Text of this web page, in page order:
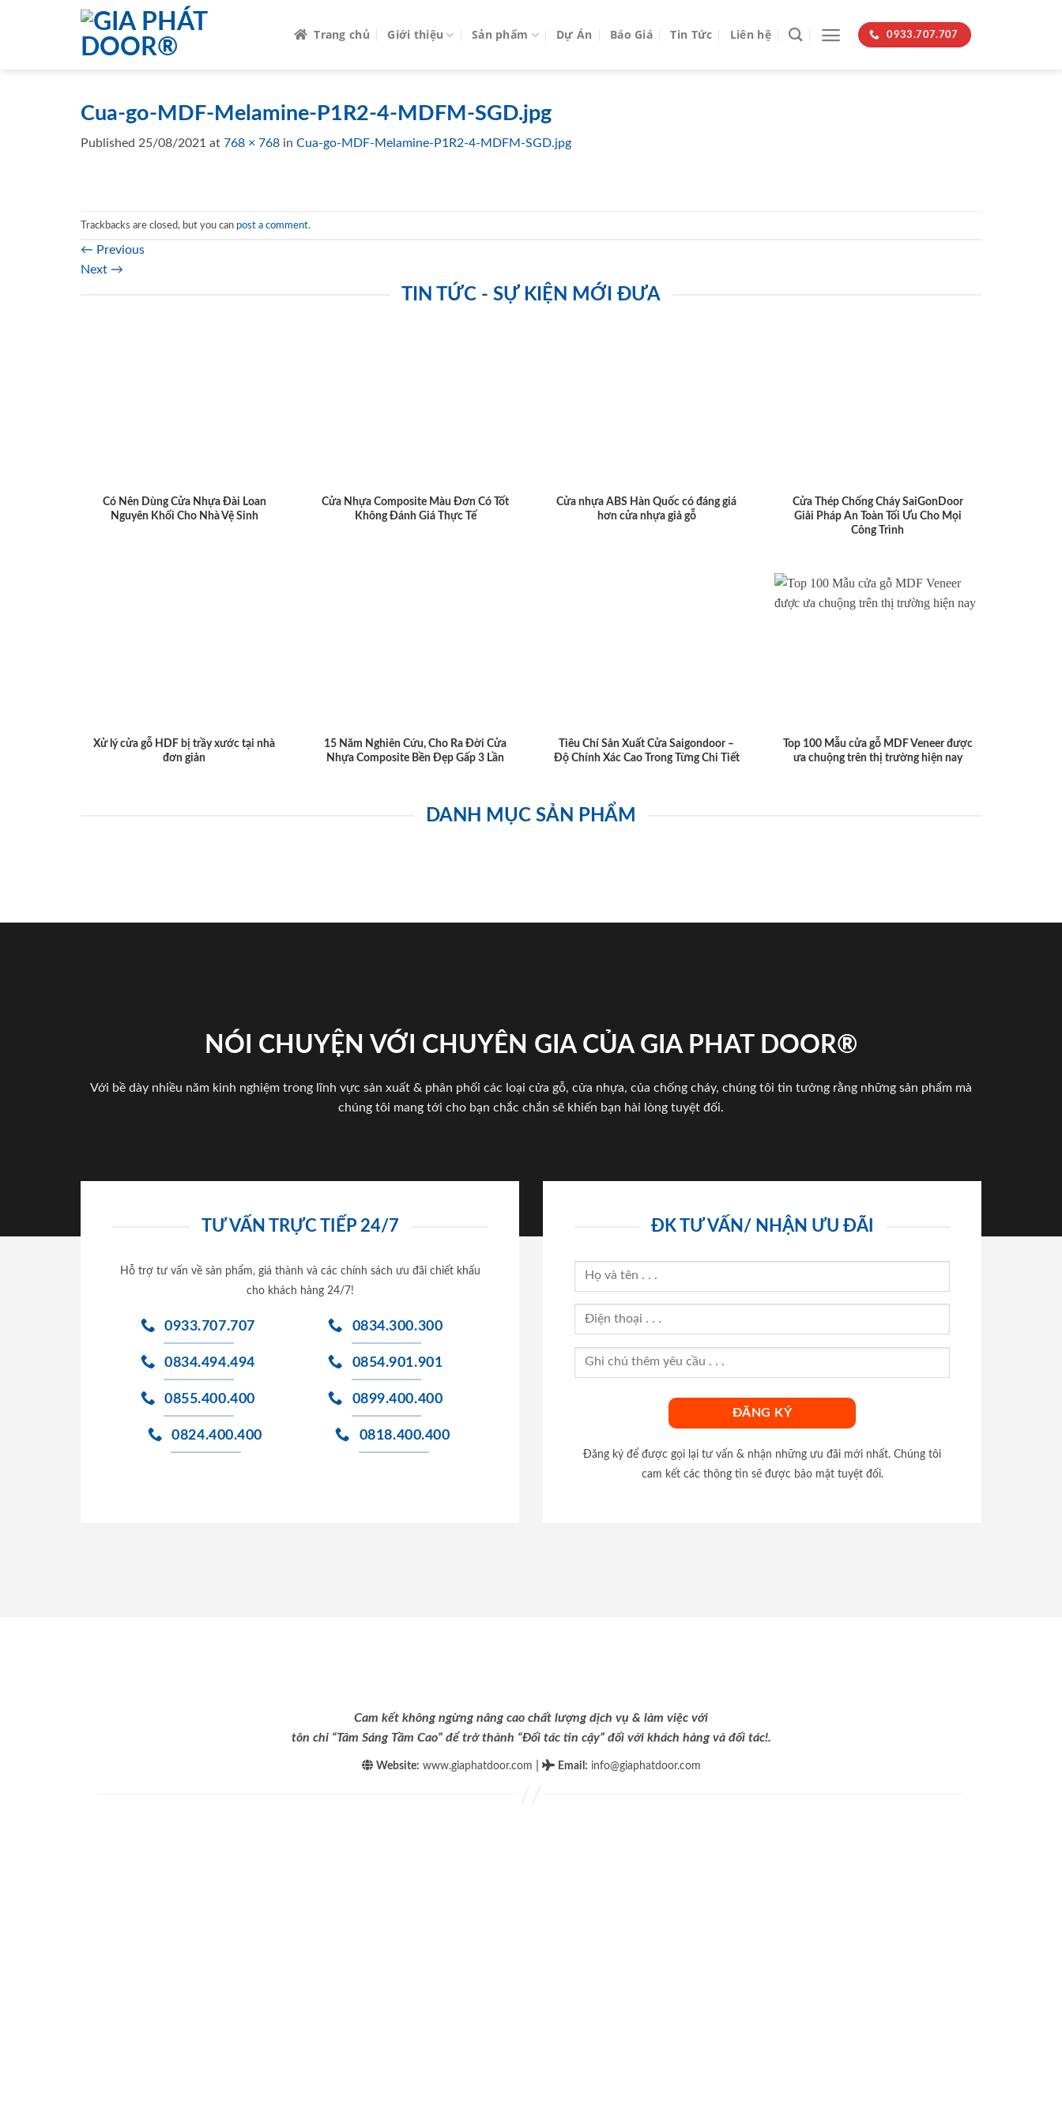
Trang chủ Giới thiệu Sản phẩm Dự Án Báo Giá Tin Tức Liên hệ 0933.707.707
Cua-go-MDF-Melamine-P1R2-4-MDFM-SGD.jpg
Published 25/08/2021 at 768 × 768 in Cua-go-MDF-Melamine-P1R2-4-MDFM-SGD.jpg
Trackbacks are closed, but you can post a comment.
← Previous
Next →
TIN TỨC - SỰ KIỆN MỚI ĐƯA
Có Nên Dùng Cửa Nhựa Đài Loan
Nguyên Khối Cho Nhà Vệ Sinh
Cửa Nhựa Composite Màu Đơn Có Tốt
Không Đánh Giá Thực Tế
Cửa nhựa ABS Hàn Quốc có đáng giá
hơn cửa nhựa giả gỗ
Cửa Thép Chống Cháy SaiGonDoor
Giải Pháp An Toàn Tối Ưu Cho Mọi
Công Trình
Xử lý cửa gỗ HDF bị trầy xước tại nhà
đơn giản
15 Năm Nghiên Cứu, Cho Ra Đời Cửa
Nhựa Composite Bền Đẹp Gấp 3 Lần
Tiêu Chí Sản Xuất Cửa Saigondoor –
Độ Chính Xác Cao Trong Từng Chi Tiết
Top 100 Mẫu cửa gỗ MDF Veneer được
ưa chuộng trên thị trường hiện nay
DANH MỤC SẢN PHẨM
NÓI CHUYỆN VỚI CHUYÊN GIA CỦA GIA PHAT DOOR®
Với bề dày nhiều năm kinh nghiệm trong lĩnh vực sản xuất & phân phối các loại cửa gỗ, cửa nhựa, của chống cháy, chúng tôi tin tưởng rằng những sản phẩm mà
chúng tôi mang tới cho bạn chắc chắn sẽ khiến bạn hài lòng tuyệt đối.
TƯ VẤN TRỰC TIẾP 24/7
Hỗ trợ tư vấn về sản phẩm, giá thành và các chính sách ưu đãi chiết khấu
cho khách hàng 24/7!
0933.707.707
0834.494.494
0855.400.400
0824.400.400
0834.300.300
0854.901.901
0899.400.400
0818.400.400
ĐK TƯ VẤN/ NHẬN ƯU ĐÃI
Đăng ký để được gọi lại tư vấn & nhận những ưu đãi mới nhất. Chúng tôi
cam kết các thông tin sẽ được bảo mật tuyệt đối.
Cam kết không ngừng nâng cao chất lượng dịch vụ & làm việc với
tôn chỉ “Tâm Sáng Tầm Cao” để trở thành “Đối tác tin cậy” đối với khách hàng và đối tác!.
Website: www.giaphatdoor.com Email : info@giaphatdoor.com